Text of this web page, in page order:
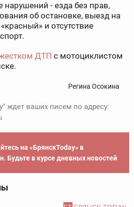
нарушений - езда без прав,
об остановке, выезд на
и отсутствие
ДТП с мотоциклистом
Регина Осокина
ждет ваших писем по адресу:
на «БрянскToday» в
Будьте в курсе дневных новостей